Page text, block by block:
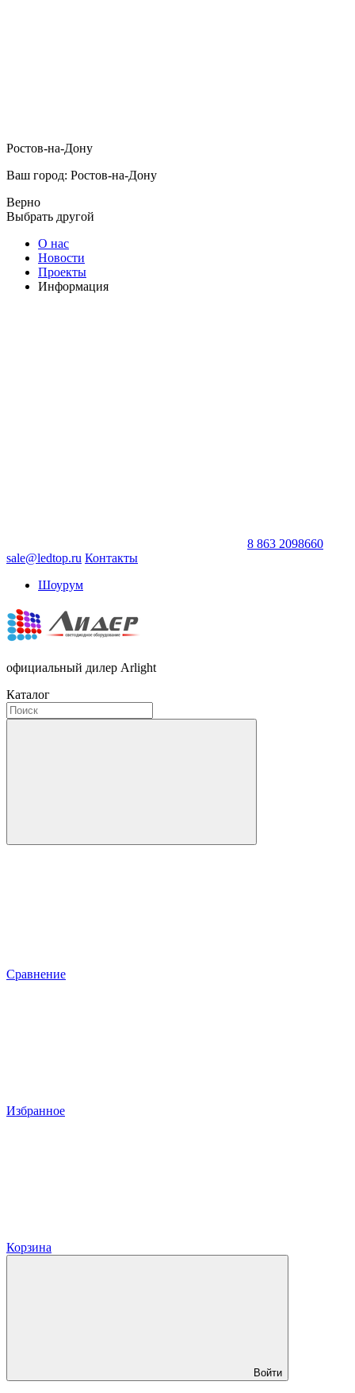
Ростов-на-Дону
Ваш город: Ростов-на-Дону
Верно
Выбрать другой
О нас
Новости
Проекты
Информация
8 863 2098660
sale@ledtop.ru Контакты
Шоурум
официальный дилер Arlight
Каталог
Сравнение
Избранное
Корзина
Войти